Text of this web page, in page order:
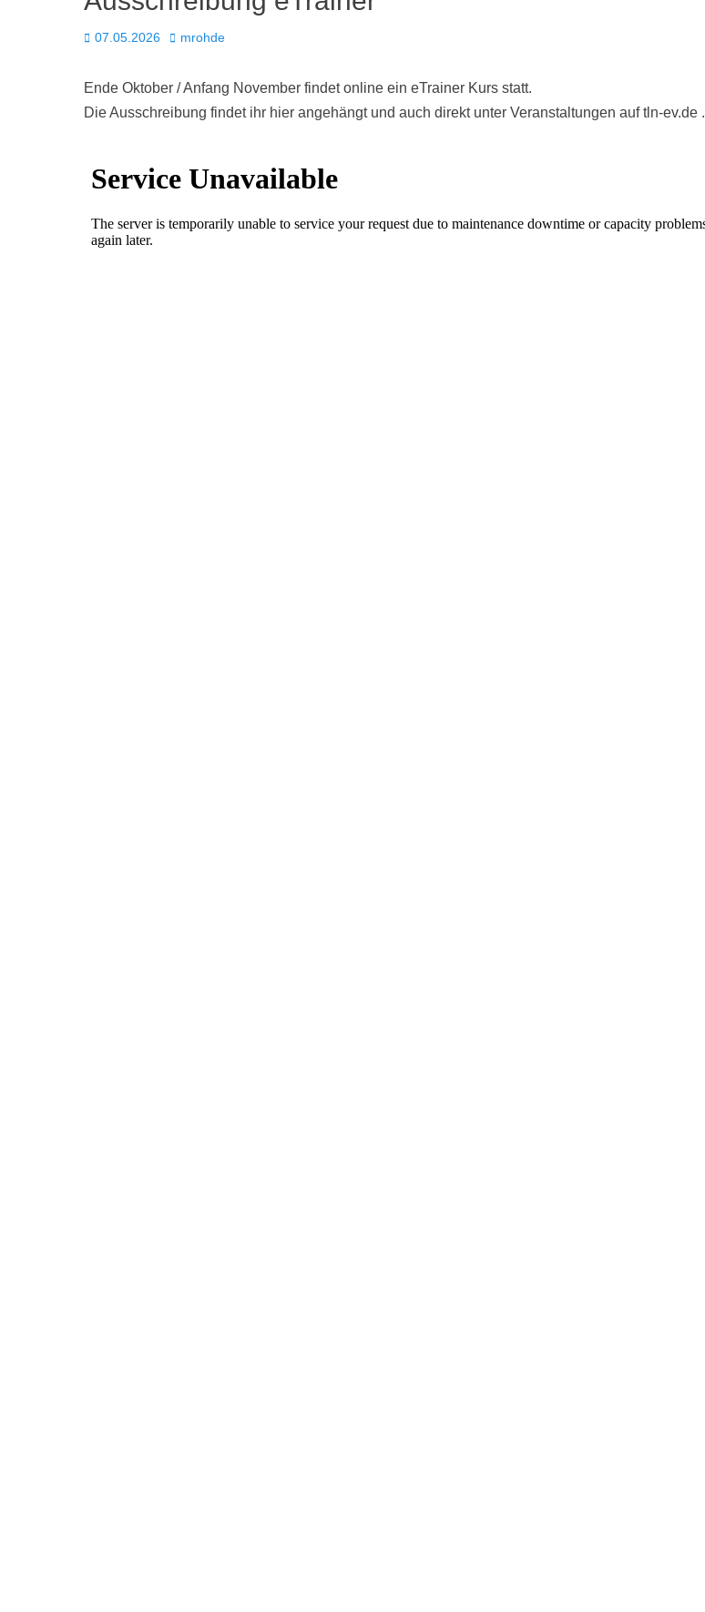
Posted
07.05.2026 Autor
mrohde
Ende Oktober / Anfang November findet online ein eTrainer Kurs statt.
Die Ausschreibung findet ihr hier angehängt und auch direkt unter Veranstaltungen auf tln-ev.de .